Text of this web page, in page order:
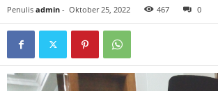
Penulis admin - Oktober 25, 2022 467 0